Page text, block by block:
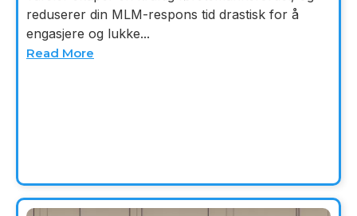
reduserer din MLM-respons tid drastisk for å
engasjere og lukke...
Read More